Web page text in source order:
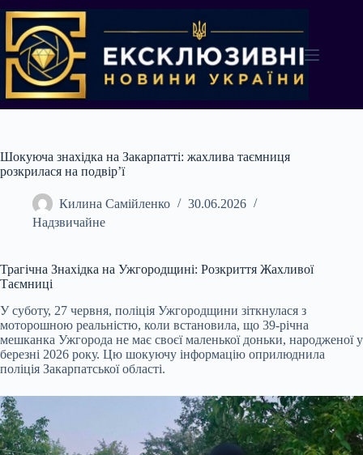
до
вмісту
Шокуюча знахідка на Закарпатті: жахлива таємниця
розкрилася на подвір’ї
Килина Самійленко
30.06.2026
Надзвичайне
Трагічна Знахідка на Ужгородщині: Розкриття Жахливої
Таємниці
У суботу, 27 червня, поліція Ужгородщини зіткнулася з
моторошною реальністю, коли встановила, що 39-річна
мешканка Ужгорода не має своєї маленької доньки, народженої у
березні 2026 року. Цю шокуючу інформацію оприлюднила
поліція Закарпатської області.